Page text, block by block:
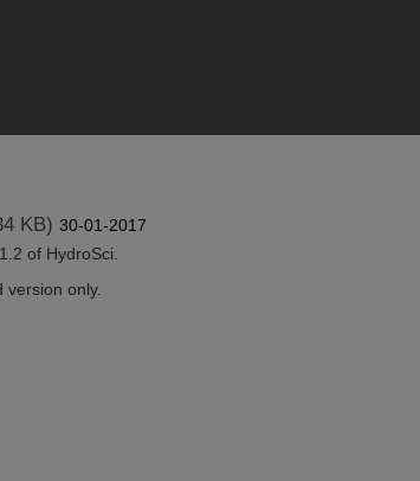
KB) 30-01-2017
of HydroSci.
only.